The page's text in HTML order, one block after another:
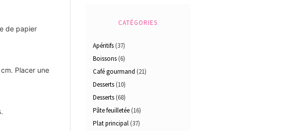
de papier
Placer une
CATÉGORIES
Apéritifs(37)
Boissons(6)
Café gourmand (21)
Desserts(10)
Desserts(68)
Pâte feuilletée(16)
Plat principal(37)